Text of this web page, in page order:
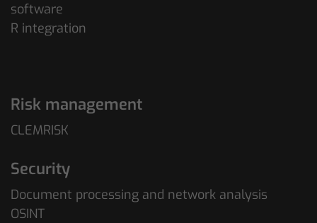
software
R integration
Risk management
CLEMRISK
Security
Document processing and network analysis
OSINT